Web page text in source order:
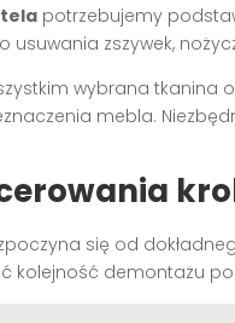
potrzebujemy
usuwania zszywek,
wybrana
mebla.
się od
kolejność demontażu